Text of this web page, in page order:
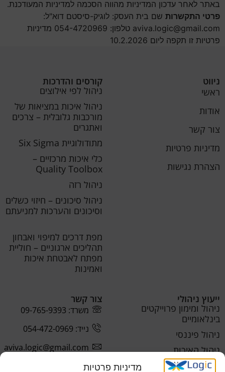
מדיניות פרטיות
באתר לאחר עדכון המדיניות מהווה הסכמה למדיניות המעודכנת.
פרטי התקשרות שם בית העסק: לוגיק-סיסטם דוא"ל:
aviva.logic@gmail.com
טלפון: 054-4720969 מדיניות
פרטיות זו תקפה ליום 10.2.2026
ניווט
ראשי
אודות
צור קשר
מדיניות פרטיות
הצהרת נגישות
קורסים והדרכות
ניהול לפי אילוצים
ניהול איכות במציאות של
מורכבות גלובלית – צרכים
ואתגרים
מתודולוגיית Six Sigma
כלי איכות מרכזיים –
Quality Toolbox
ניהול רזה
ניהול סיכונים – חיזוי כשלים
וסיכונים והערכות למניעתם
מפת דרכים למיפוי ואבחון
תהליכים ארגוניים – חוליית
מפתח לאבטחת איכות
ואמינות
ייעוץ ניהולי
ניהול ומימון פרוייקטים
בינלאומיים
ניהול פיננסי
ניהול האיכות
ניהול התפעול
צור קשר
משרד: 09-765-9393
נייד: 054-472-0969
aviva.logic@gmail.com